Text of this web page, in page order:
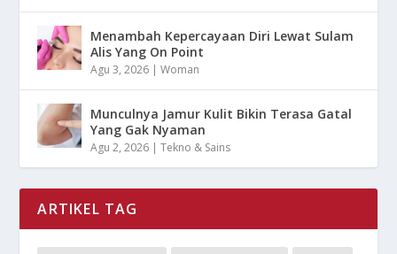
Menambah Kepercayaan Diri Lewat Sulam
Alis Yang On Point
Agu 3, 2026 |Woman
Munculnya Jamur Kulit Bikin Terasa Gatal
Yang Gak Nyaman
Agu 2, 2026 |Tekno & Sains
ARTIKEL TAG